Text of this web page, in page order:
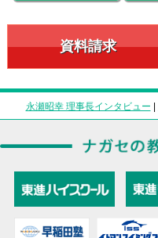
資料請求
永瀬昭幸 理事長インタビュー |